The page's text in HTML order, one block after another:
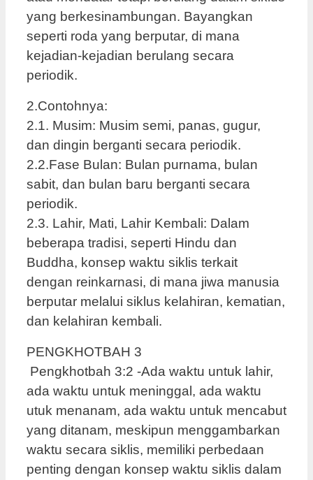
yang berkesinambungan. Bayangkan
seperti roda yang berputar, di mana
kejadian-kejadian berulang secara
periodik.
2.Contohnya:
2.1. Musim: Musim semi, panas, gugur,
dan dingin berganti secara periodik.
2.2.Fase Bulan: Bulan purnama, bulan
sabit, dan bulan baru berganti secara
periodik.
2.3. Lahir, Mati, Lahir Kembali: Dalam
beberapa tradisi, seperti Hindu dan
Buddha, konsep waktu siklis terkait
dengan reinkarnasi, di mana jiwa manusia
berputar melalui siklus kelahiran, kematian,
dan kelahiran kembali.
PENGKHOTBAH 3
Pengkhotbah 3:2 -Ada waktu untuk lahir,
ada waktu untuk meninggal, ada waktu
utuk menanam, ada waktu untuk mencabut
yang ditanam, meskipun menggambarkan
waktu secara siklis, memiliki perbedaan
penting dengan konsep waktu siklis dalam